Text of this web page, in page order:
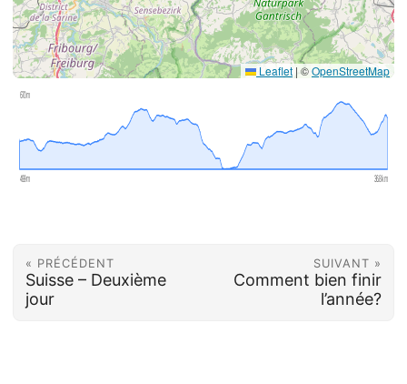
Leaflet | ©OpenStreetMap
670 m
499 m 36.8 km
« PRÉCÉDENT
Suisse – Deuxième
jour
SUIVANT »
Comment bien finir
l’année?